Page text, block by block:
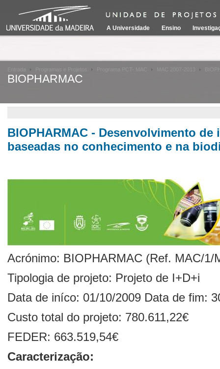
A Universidade Ensino
Entrada Programas e Projetos Programa PCT- MAC MAC 2007-2013
BIOPHARMAC
BIOPHARMAC - Desenvolvimento
baseadas no conhecimento e na
Acrónimo: BIOPHARMAC (Ref. MAC/1/
Tipologia de projeto: Projeto de I+D+i
Data de iníco: 01/10/2009 Data de fim:
Custo total do projeto: 780.611,22€
FEDER: 663.519,54€
Caracterização: